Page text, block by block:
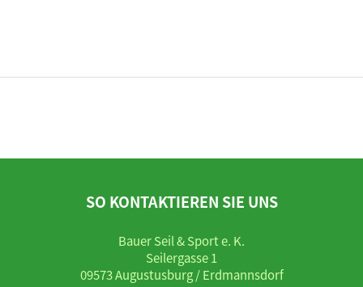
SO KONTAKTIEREN SIE UNS
Bauer Seil & Sport e. K.
Seilergasse 1
09573 Augustusburg / Erdmannsdorf